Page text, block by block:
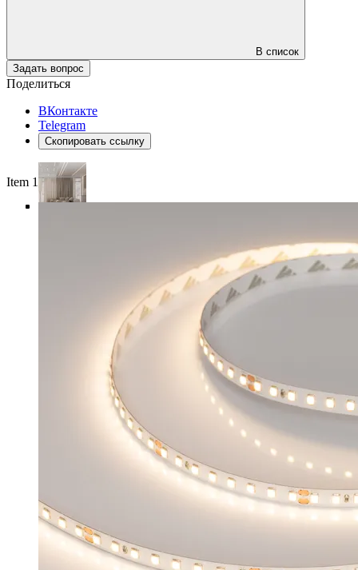
В список
Задать вопрос
Поделиться
ВКонтакте
Telegram
Скопировать ссылку
Item 1 of 5